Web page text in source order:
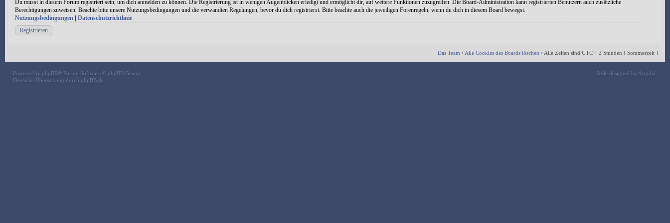
Du musst in diesem Forum registriert sein, um dich anmelden zu können. Die Registrierung ist in wenigen Augenblicken erledigt und ermöglicht dir, auf weitere Funktionen zuzugreifen. Die Board-Administration kann registrierten Benutzern auch zusätzliche
Berechtigungen zuweisen. Beachte bitte unsere Nutzungsbedingungen und die verwandten Regelungen, bevor du dich registrierst. Bitte beachte auch die jeweiligen Forenregeln, wenn du dich in diesem Board bewegst.
Nutzungsbedingungen
Datenschutzrichtlinie
Registrieren
Das Team • Alle Cookies des Boards löschen • Alle Zeiten sind UTC + 2 Stunden [ Sommerzeit ]
Powered by phpBB® Forum Software © phpBB Group
Deutsche Übersetzung durch phpBB.de
Style designed by Artodia